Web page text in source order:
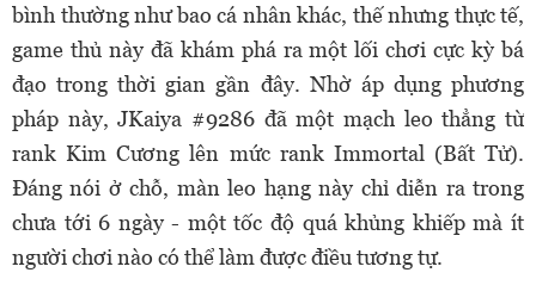
bình thường như bao cá nhân khác, thế nhưng thực tế,
game thủ này đã khám phá ra một lối chơi cực kỳ bá
đạo trong thời gian gần đây. Nhờ áp dụng phương
pháp này, JKaiya #9286 đã một mạch leo thẳng từ
rank Kim Cương lên mức rank Immortal (Bất Tử).
Đáng nói ở chỗ, màn leo hạng này chỉ diễn ra trong
chưa tới 6 ngày - một tốc độ quá khủng khiếp mà ít
người chơi nào có thể làm được điều tương tự.